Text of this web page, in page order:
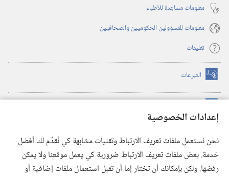
إعدادات الخصوصية
نحن نستعمل ملفات تعريف الارتباط وتقنيات مشابهة كي نُقدِّم لك أفضل
خدمة. بعض ملفات تعريف الارتباط ضرورية كي يعمل موقعنا ولا يمكن
رفضها. ولكن بإمكانك أن تختار إما أن تقبل استعمال ملفات إضافية أو
معلومات مساعِدة للأطباء
معلومات للمسؤولين الحكوميين والصحافيين
تعليمات
التبرعات (يفتح
نافذة
(يفتح
نافذة
(يفتح
نافذة
جديدة) تطبيق ®
JW Library